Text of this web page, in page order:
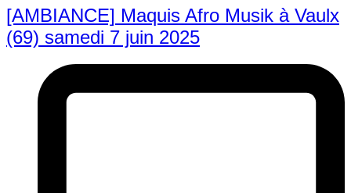
[AMBIANCE] Maquis Afro Musik à Vaulx
(69) samedi 7 juin 2025